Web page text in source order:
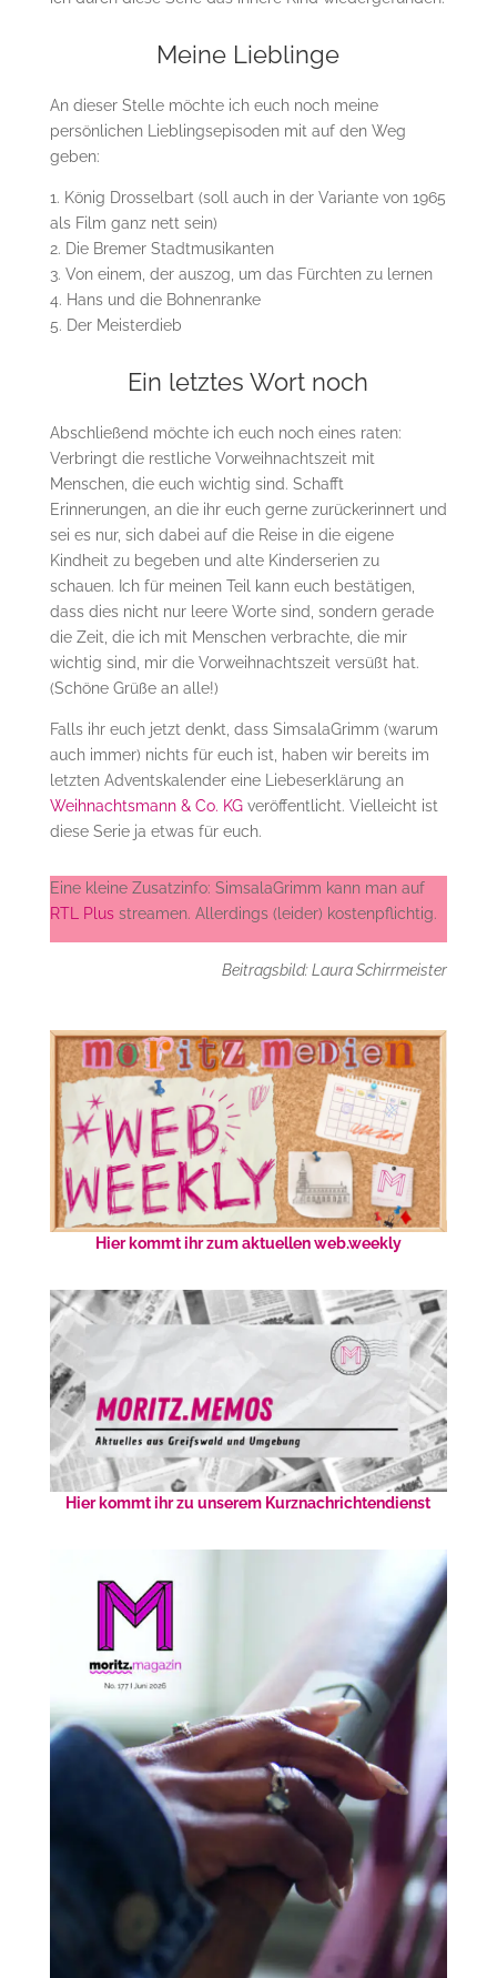
Meine Lieblinge
An dieser Stelle möchte ich euch noch meine
persönlichen Lieblingsepisoden mit auf den Weg
geben:
1. König Drosselbart (soll auch in der Variante von 1965
als Film ganz nett sein)
2. Die Bremer Stadtmusikanten
3. Von einem, der auszog, um das Fürchten zu lernen
4. Hans und die Bohnenranke
5. Der Meisterdieb
Ein letztes Wort noch
Abschließend möchte ich euch noch eines raten:
Verbringt die restliche Vorweihnachtszeit mit
Menschen, die euch wichtig sind. Schafft
Erinnerungen, an die ihr euch gerne zurückerinnert und
sei es nur, sich dabei auf die Reise in die eigene
Kindheit zu begeben und alte Kinderserien zu
schauen. Ich für meinen Teil kann euch bestätigen,
dass dies nicht nur leere Worte sind, sondern gerade
die Zeit, die ich mit Menschen verbrachte, die mir
wichtig sind, mir die Vorweihnachtszeit versüßt hat.
(Schöne Grüße an alle!)
Falls ihr euch jetzt denkt, dass SimsalaGrimm (warum
auch immer) nichts für euch ist, haben wir bereits im
letzten Adventskalender eine Liebeserklärung an
Weihnachtsmann & Co. KGveröffentlicht. Vielleicht ist
diese Serie ja etwas für euch.
Eine kleine Zusatzinfo: SimsalaGrimm kann man auf
RTL Plusstreamen. Allerdings (leider) kostenpflichtig.
Beitragsbild: Laura Schirrmeister
Hier kommt ihr zum aktuellen web.weekly
Hier kommt ihr zu unserem Kurznachrichtendienst